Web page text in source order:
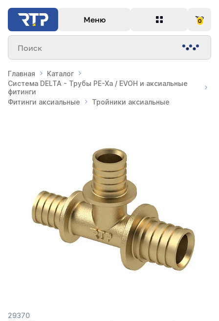
Меню 0
Поиск
Главная
Каталог
Система DELTA - Трубы PE-Xa / EVOH и аксиальные
фитинги
Фитинги аксиальные
Тройники аксиальные
29370